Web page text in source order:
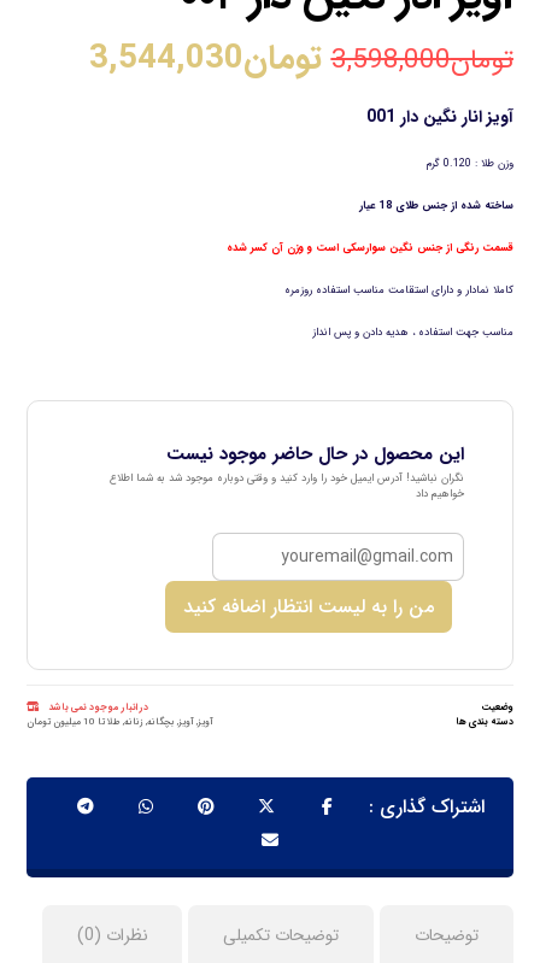
تومان3,598,000 تومان3,544,030
آویز انار نگین دار 001
وزن طلا : 0.120 گرم
ساخته شده از جنس طلای 18 عیار
قسمت رنگی از جنس نگین سوارسکی است و وزن آن کسر شده
کاملا نمادار و دارای استقامت مناسب استفاده روزمره
مناسب جهت استفاده ، هدیه دادن و پس انداز
این محصول در حال حاضر موجود نیست
نگران نباشید! آدرس ایمیل خود را وارد کنید و وقتی دوباره موجود شد به شما اطلاع
خواهیم داد
من را به لیست انتظار اضافه کنید
وضعیت
در انبار موجود نمی باشد
دسته بندی ها
آویز,آویز, بچگانه,زنانه, طلا تا 10 میلیون تومان
توضیحات توضیحات تکمیلی نظرات (0)